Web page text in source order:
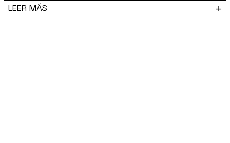
LEER MÁS +